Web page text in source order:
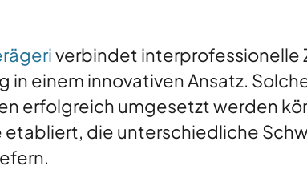
verbindet interprofessionelle
einem innovativen Ansatz.
erfolgreich umgesetzt werden
die unterschiedliche